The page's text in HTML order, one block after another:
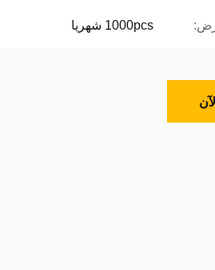
1000pcs شهريا